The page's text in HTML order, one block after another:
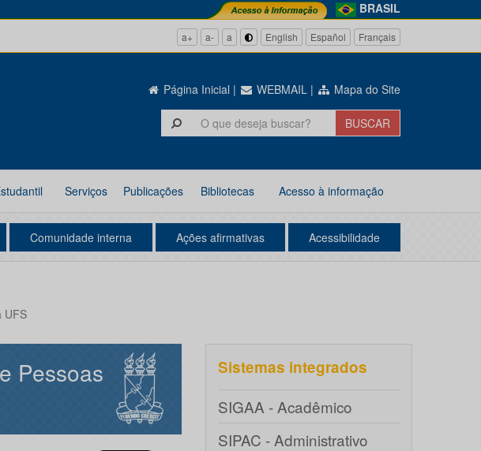
BRASIL
a+ a- a English Español Français
Página Inicial | WEBMAIL | Mapa do Site
Serviços Publicações Bibliotecas Acesso à informação
Comunidade interna Ações afirmativas Acessibilidade
UFS
Pessoas
Sistemas integrados
SIGAA - Acadêmico
SIPAC - Administrativo